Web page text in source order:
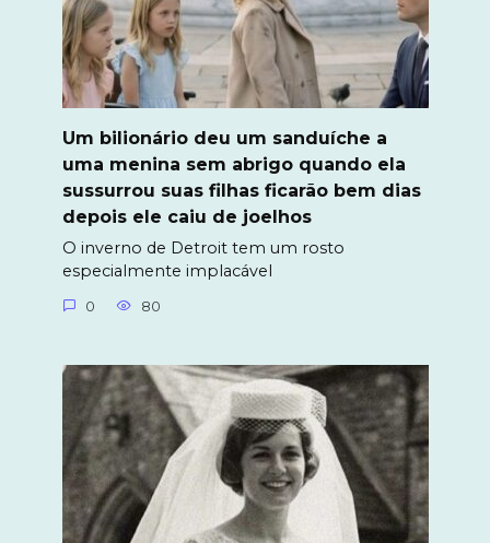
Um bilionário deu um sanduíche a
uma menina sem abrigo quando ela
sussurrou suas filhas ficarão bem dias
depois ele caiu de joelhos
O inverno de Detroit tem um rosto
especialmente implacável
0 80